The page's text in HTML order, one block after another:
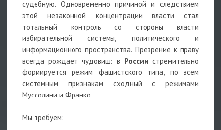
судебную. Одновременно причиной и следствием
этой незаконной концентрации власти стал
тотальный контроль со стороны власти
избирательной системы, политического и
информационного пространства. Презрение к праву
всегда рождает чудовищ: в России стремительно
формируется режим фашистского типа, по всем
системным признакам сходный с режимами
Муссолини и Франко.
Мы требуем: